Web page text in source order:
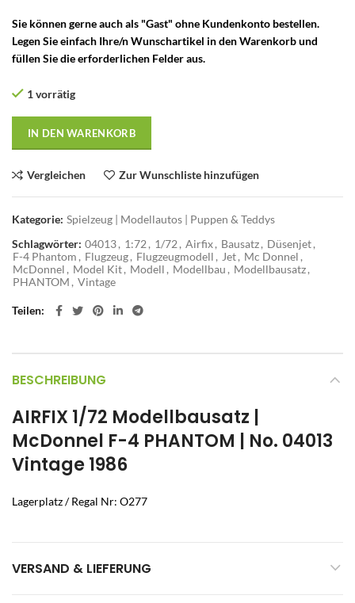
Sie können gerne auch als "Gast" ohne Kundenkonto bestellen.
Legen Sie einfach Ihre/n Wunschartikel in den Warenkorb und
füllen Sie die erforderlichen Felder aus.
1 vorrätig
IN DEN WARENKORB
Vergleichen Zur Wunschliste hinzufügen
Kategorie: Spielzeug | Modellautos | Puppen & Teddys
Schlagwörter: 04013, 1:72 , 1/72 , Airfix, Bausatz, Düsenjet,
F-4 Phantom , Flugzeug, Flugzeugmodell , Jet, Mc Donnel ,
McDonnel , Model Kit, Modell , Modellbau , Modellbausatz,
PHANTOM , Vintage
Teilen
BESCHREIBUNG
AIRFIX 1/72 Modellbausatz |
McDonnel F-4 PHANTOM | No. 04013
Vintage 1986
Lagerplatz / Regal Nr: O277
VERSAND & LIEFERUNG